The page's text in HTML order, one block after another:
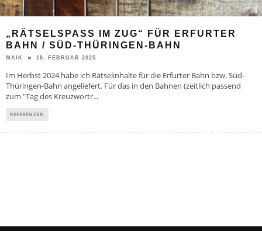
„RÄTSELSPASS IM ZUG“ FÜR ERFURTER B
AHN / SÜD-THÜRINGEN-BAHN
MAIK 18. FEBRUAR 2025
Im Herbst 2024 habe ich Rätselinhalte für die Erfurter Bahn bzw. Süd-
Thüringen-Bahn angeliefert. Für das in den Bahnen (zeitlich passend
zum "Tag des Kreuzwortr...
REFERENZEN